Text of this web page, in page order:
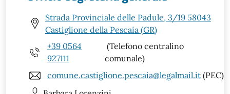
Strada Provinciale delle Padule, 3/19 58043
Castiglione della Pescaia (GR)
+39 0564
927111
(Telefono centralino
comunale)
comune.castiglione.pescaia@legalmail.it (PEC)